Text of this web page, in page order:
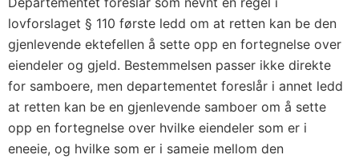
lovforslaget § 110 første ledd om at retten kan be den
gjenlevende ektefellen å sette opp en fortegnelse over
eiendeler og gjeld. Bestemmelsen passer ikke direkte
for samboere, men departementet foreslår i annet ledd
at retten kan be en gjenlevende samboer om å sette
opp en fortegnelse over hvilke eiendeler som er i
eneeie, og hvilke som er i sameie mellom den